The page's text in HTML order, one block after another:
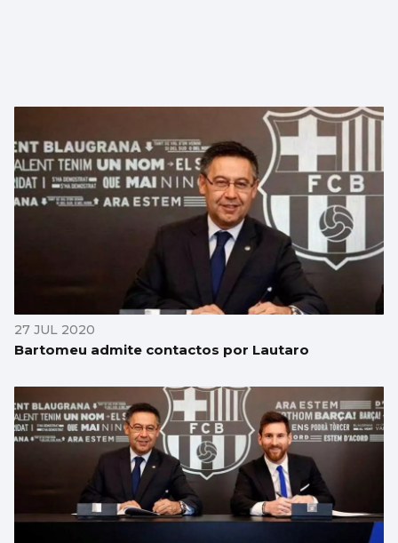
27 JUL 2020
Bartomeu admite contactos por Lautaro